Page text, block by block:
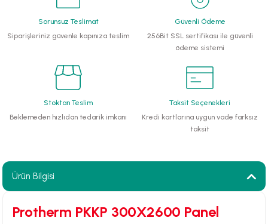
Tahliye Pompası
Terfi İstasyonu
Sorunsuz Teslimat
Siparişleriniz güvenle kapınıza teslim
Güvenli Ödeme
256Bit SSL sertifikası ile güvenli
ödeme sistemi
Stoktan Teslim
Beklemeden hızlıdan tedarik imkanı
Taksit Seçenekleri
Kredi kartlarına uygun vade farksız
taksit
Ürün Bilgisi
Protherm PKKP 300X2600 Panel